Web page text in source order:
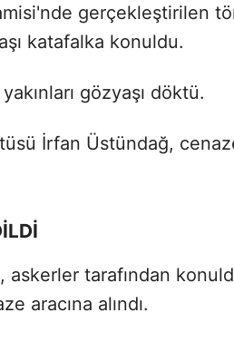
gerçekleştirilen
katafalka konuldu.
gözyaşı döktü.
İrfan Üstündağ,
askerler tarafından
aracına alındı.